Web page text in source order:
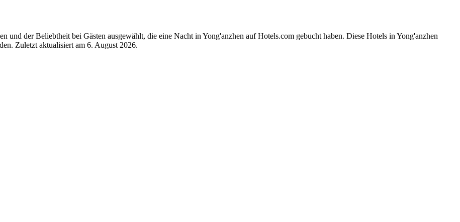
und der Beliebtheit bei Gästen ausgewählt, die eine Nacht in Yong'anzhen auf Hotels.com gebucht haben. Diese Hotels in Yong'anzhen
Zuletzt aktualisiert am 6. August 2026.